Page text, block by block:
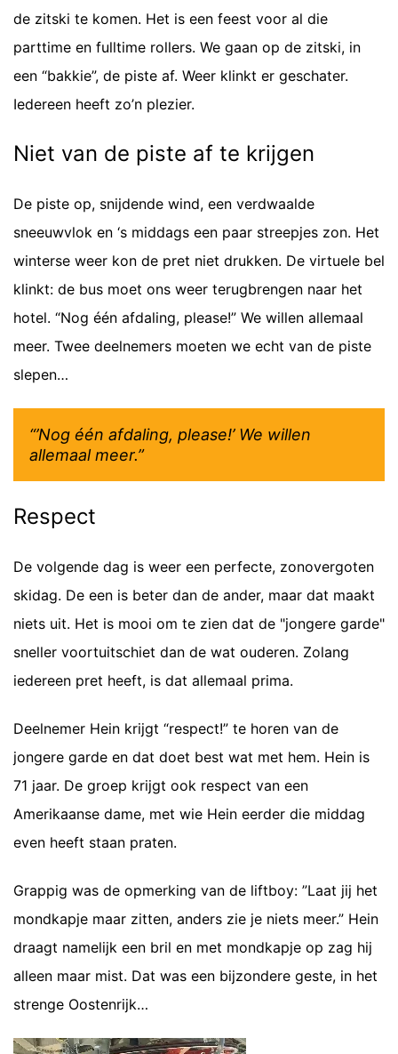
de zitski te komen. Het is een feest voor al die
parttime en fulltime rollers. We gaan op de zitski, in
een “bakkie”, de piste af. Weer klinkt er geschater.
Iedereen heeft zo’n plezier.
Niet van de piste af te krijgen
De piste op, snijdende wind, een verdwaalde
sneeuwvlok en ‘s middags een paar streepjes zon. Het
winterse weer kon de pret niet drukken. De virtuele bel
klinkt: de bus moet ons weer terugbrengen naar het
hotel. “Nog één afdaling, please!” We willen allemaal
meer. Twee deelnemers moeten we echt van de piste
slepen…
“’Nog één afdaling, please!’ We willen
allemaal meer.”
Respect
De volgende dag is weer een perfecte, zonovergoten
skidag. De een is beter dan de ander, maar dat maakt
niets uit. Het is mooi om te zien dat de "jongere garde"
sneller voortuitschiet dan de wat ouderen. Zolang
iedereen pret heeft, is dat allemaal prima.
Deelnemer Hein krijgt “respect!” te horen van de
jongere garde en dat doet best wat met hem. Hein is
71 jaar. De groep krijgt ook respect van een
Amerikaanse dame, met wie Hein eerder die middag
even heeft staan praten.
Grappig was de opmerking van de liftboy: ”Laat jij het
mondkapje maar zitten, anders zie je niets meer.” Hein
draagt namelijk een bril en met mondkapje op zag hij
alleen maar mist. Dat was een bijzondere geste, in het
strenge Oostenrijk…